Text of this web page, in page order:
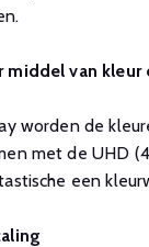
middel van
worden de
met de UHD
een